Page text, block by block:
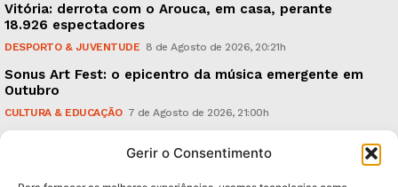
Gerir o Consentimento
Vitória: derrota com o Arouca, em casa, perante
18.926 espectadores
DESPORTO & JUVENTUDE 8 de Agosto de 2026, 20:21h
Sonus Art Fest: o epicentro da música emergente em
Outubro
CULTURA & EDUCAÇÃO 7 de Agosto de 2026, 21:00h